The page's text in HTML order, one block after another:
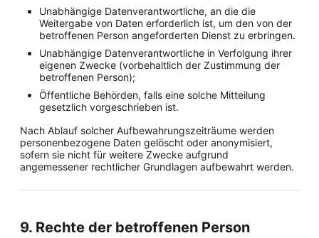
Unabhängige Datenverantwortliche, an die die
Weitergabe von Daten erforderlich ist, um den von der
betroffenen Person angeforderten Dienst zu erbringen.
Unabhängige Datenverantwortliche in Verfolgung ihrer
eigenen Zwecke (vorbehaltlich der Zustimmung der
betroffenen Person);
Öffentliche Behörden, falls eine solche Mitteilung
gesetzlich vorgeschrieben ist.
Nach Ablauf solcher Aufbewahrungszeiträume werden
personenbezogene Daten gelöscht oder anonymisiert,
sofern sie nicht für weitere Zwecke aufgrund
angemessener rechtlicher Grundlagen aufbewahrt werden.
9. Rechte der betroffenen Person